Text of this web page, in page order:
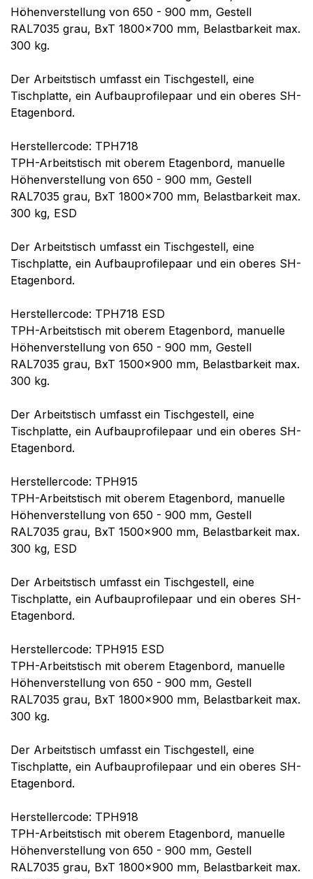
Höhenverstellung von 650 - 900 mm, Gestell
RAL7035 grau, BxT 1800x700 mm, Belastbarkeit max.
300 kg.
Der Arbeitstisch umfasst ein Tischgestell, eine
Tischplatte, ein Aufbauprofilepaar und ein oberes SH-
Etagenbord.
Herstellercode: TPH718
TPH-Arbeitstisch mit oberem Etagenbord, manuelle
Höhenverstellung von 650 - 900 mm, Gestell
RAL7035 grau, BxT 1800x700 mm, Belastbarkeit max.
300 kg, ESD
Der Arbeitstisch umfasst ein Tischgestell, eine
Tischplatte, ein Aufbauprofilepaar und ein oberes SH-
Etagenbord.
Herstellercode: TPH718 ESD
TPH-Arbeitstisch mit oberem Etagenbord, manuelle
Höhenverstellung von 650 - 900 mm, Gestell
RAL7035 grau, BxT 1500x900 mm, Belastbarkeit max.
300 kg.
Der Arbeitstisch umfasst ein Tischgestell, eine
Tischplatte, ein Aufbauprofilepaar und ein oberes SH-
Etagenbord.
Herstellercode: TPH915
TPH-Arbeitstisch mit oberem Etagenbord, manuelle
Höhenverstellung von 650 - 900 mm, Gestell
RAL7035 grau, BxT 1500x900 mm, Belastbarkeit max.
300 kg, ESD
Der Arbeitstisch umfasst ein Tischgestell, eine
Tischplatte, ein Aufbauprofilepaar und ein oberes SH-
Etagenbord.
Herstellercode: TPH915 ESD
TPH-Arbeitstisch mit oberem Etagenbord, manuelle
Höhenverstellung von 650 - 900 mm, Gestell
RAL7035 grau, BxT 1800x900 mm, Belastbarkeit max.
300 kg.
Der Arbeitstisch umfasst ein Tischgestell, eine
Tischplatte, ein Aufbauprofilepaar und ein oberes SH-
Etagenbord.
Herstellercode: TPH918
TPH-Arbeitstisch mit oberem Etagenbord, manuelle
Höhenverstellung von 650 - 900 mm, Gestell
RAL7035 grau, BxT 1800x900 mm, Belastbarkeit max.